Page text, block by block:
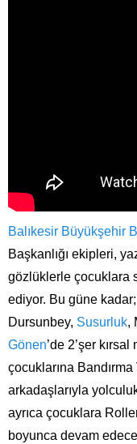
Balıkesir Büyükşehir
Başkanlığı ekipleri,
gözlüklerle çocuklara
ediyor. Bu güne kadar;
Dursunbey, Susurluk,
Gönen’de 2’şer
çocuklarına
arkadaşlarıyla
ayrıca çocuklara
boyunca devam